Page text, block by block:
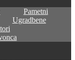
Pametni
Ugradbene